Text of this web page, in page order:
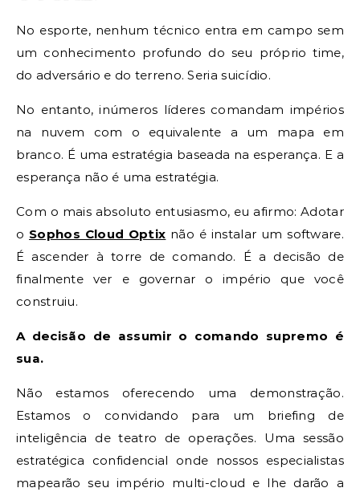
No esporte, nenhum técnico entra em campo sem
um conhecimento profundo do seu próprio time,
do adversário e do terreno. Seria suicídio.
No entanto, inúmeros líderes comandam impérios
na nuvem com o equivalente a um mapa em
branco. É uma estratégia baseada na esperança. E a
esperança não é uma estratégia.
Com o mais absoluto entusiasmo, eu afirmo: Adotar
o Sophos Cloud Optix não é instalar um software.
É ascender à torre de comando. É a decisão de
finalmente ver e governar o império que você
construiu.
A decisão de assumir o comando supremo é
sua.
Não estamos oferecendo uma demonstração.
Estamos o convidando para um briefing de
inteligência de teatro de operações. Uma sessão
estratégica confidencial onde nossos especialistas
mapearão seu império multi-cloud e lhe darão a